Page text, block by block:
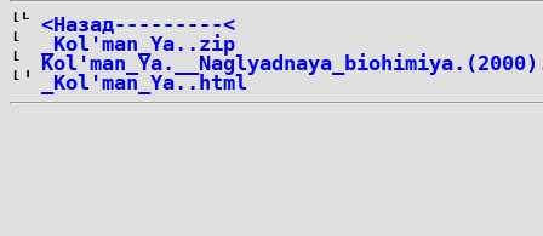
<Назад---------<
_Kol'man_Ya..zip
_Kol'man_Ya..html